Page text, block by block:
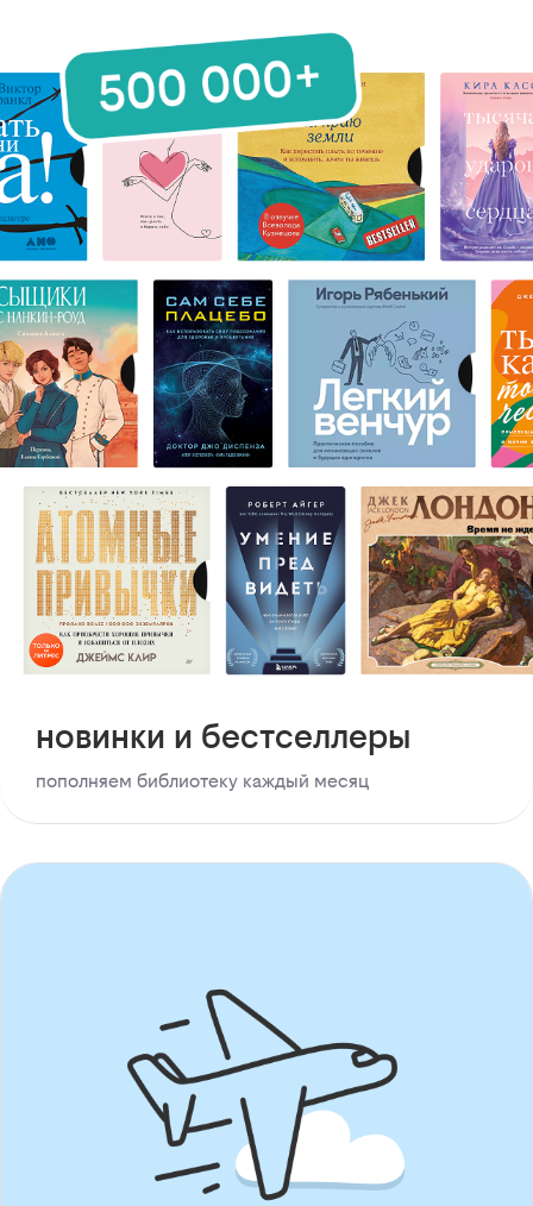
новинки и бестселлеры
пополняем библиотеку каждый месяц